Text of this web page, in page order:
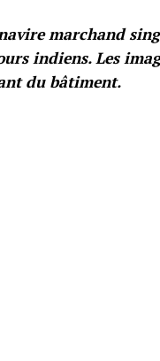
marchand
indiens. Les
du bâtiment.